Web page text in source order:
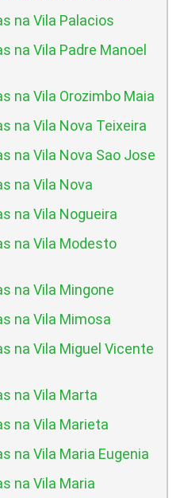
na Vila Palacios
na Vila Padre Manoel
na Vila Orozimbo Maia
na Vila Nova Teixeira
na Vila Nova Sao Jose
na Vila Nova
na Vila Nogueira
na Vila Modesto
na Vila Mingone
na Vila Mimosa
na Vila Miguel Vicente
na Vila Marta
na Vila Marieta
na Vila Maria Eugenia
na Vila Maria